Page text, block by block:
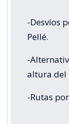
-Desvíos
Pellé.
-
altura del
-Rutas